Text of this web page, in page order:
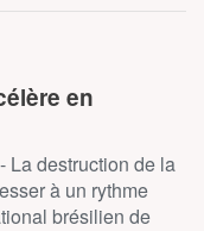
en
La destruction de la
à un rythme
brésilien de